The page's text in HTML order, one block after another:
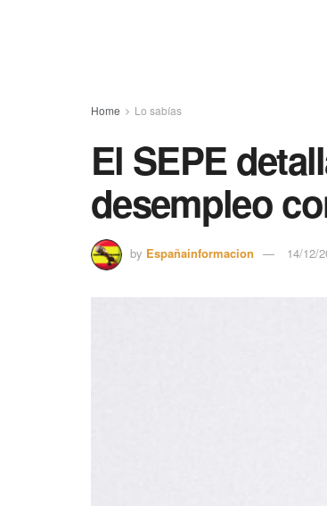
Home Lo sabías
El SEPE
desempleo
by Españainformacion 14/12/